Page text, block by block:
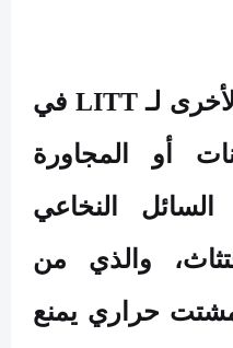
لـLITT في
أو المجاورة
النخاعي
والذي من
حراري يمنع